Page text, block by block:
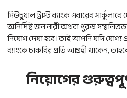
মিউচুয়াল ট্রাস্ট ব্যাংক এবারের
অনির্দিষ্ট জন নারী অথবা পুরুষ
নিয়োগ দেয়া হবে। তাই আপনি যদি যোগ্য
ব্যাংকে চাকরির প্রতি আগ্রহী থাকেন,
নিয়োগের